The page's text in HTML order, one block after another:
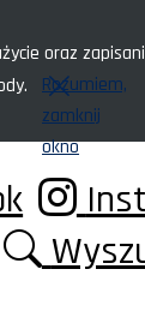
oraz
Rozumiem,
zamknij
okno